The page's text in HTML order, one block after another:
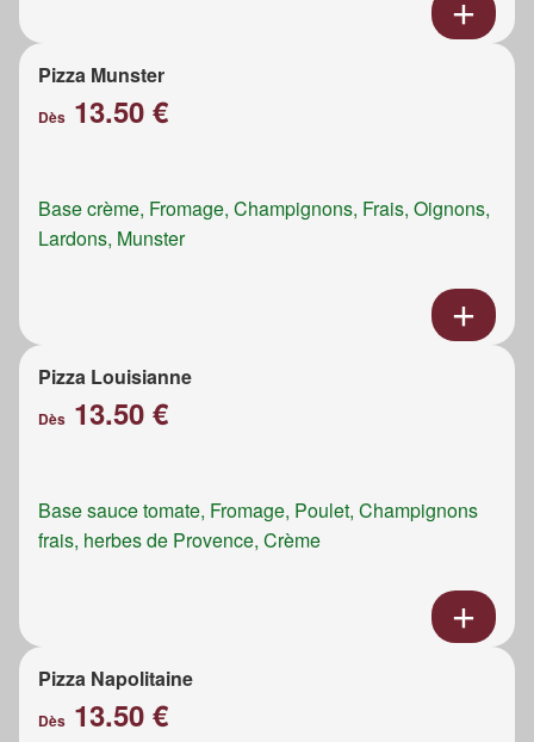
Pizza Munster
Dès 13.50 €
Base crème, Fromage, Champignons, Frais, Oignons,
Lardons, Munster
Pizza Louisianne
Dès 13.50 €
Base sauce tomate, Fromage, Poulet, Champignons
frais, herbes de Provence, Crème
Pizza Napolitaine
Dès 13.50 €